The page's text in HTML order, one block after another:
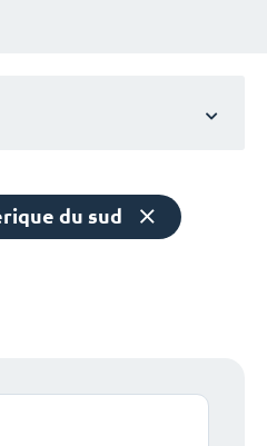
du sud